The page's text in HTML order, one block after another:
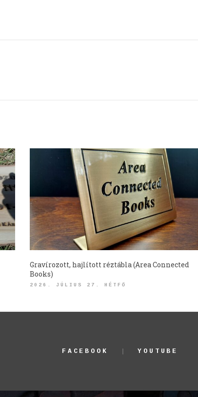
Gravírozott, hajlított réztábla (Area Connected
Books)
2026. JÚLIUS 27. HÉTFŐ
FACEBOOK YOUTUBE